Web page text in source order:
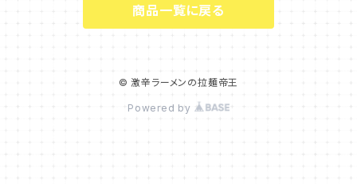
竹岡式ラーメン
商品一覧に戻る
© 激辛ラーメンの拉麺帝王
Powered by